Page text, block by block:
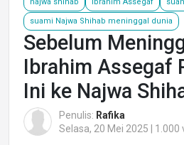
suami Najwa Shihab meninggal dunia
Sebelum
Ibrahim Assegaf
Ini ke Najwa
Penulis: Rafika
Selasa, 20 Mei 2025 | 1.000